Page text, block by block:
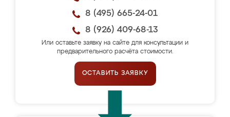
8 (495) 665-24-01
8 (926) 409-68-13
Или оставьте заявку на сайте для консультации и
предварительного расчёта стоимости.
ОСТАВИТЬ ЗАЯВКУ